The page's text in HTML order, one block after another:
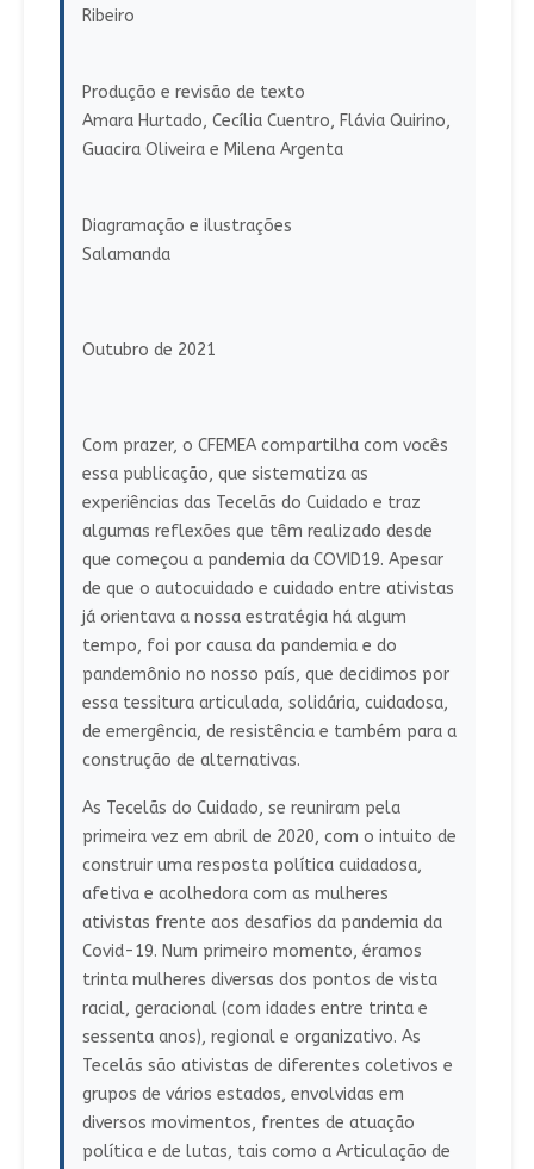
Ribeiro
Produção e revisão de texto
Amara Hurtado, Cecília Cuentro, Flávia Quirino,
Guacira Oliveira e Milena Argenta
Diagramação e ilustrações
Salamanda
Outubro de 2021
Com prazer, o CFEMEA compartilha com vocês
essa publicação, que sistematiza as
experiências das Tecelãs do Cuidado e traz
algumas reflexões que têm realizado desde
que começou a pandemia da COVID19. Apesar
de que o autocuidado e cuidado entre ativistas
já orientava a nossa estratégia há algum
tempo, foi por causa da pandemia e do
pandemônio no nosso país, que decidimos por
essa tessitura articulada, solidária, cuidadosa,
de emergência, de resistência e também para a
construção de alternativas.
As Tecelãs do Cuidado, se reuniram pela
primeira vez em abril de 2020, com o intuito de
construir uma resposta política cuidadosa,
afetiva e acolhedora com as mulheres
ativistas frente aos desafios da pandemia da
Covid-19. Num primeiro momento, éramos
trinta mulheres diversas dos pontos de vista
racial, geracional (com idades entre trinta e
sessenta anos), regional e organizativo. As
Tecelãs são ativistas de diferentes coletivos e
grupos de vários estados, envolvidas em
diversos movimentos, frentes de atuação
política e de lutas, tais como a Articulação de